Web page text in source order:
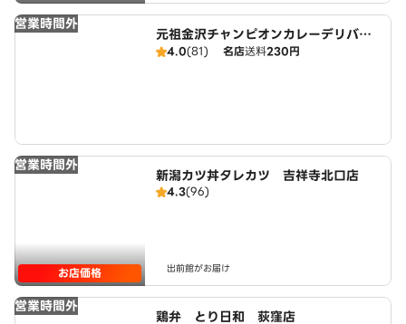
営業時間外
元祖金沢チャンピオンカレーデリバリ
ー 荻窪店
4.0(81) 名店送料230円
営業時間外
お店価格
新潟カツ丼タレカツ 吉祥寺北口店
4.3(96)
出前館がお届け
営業時間外
鶏弁 とり日和 荻窪店